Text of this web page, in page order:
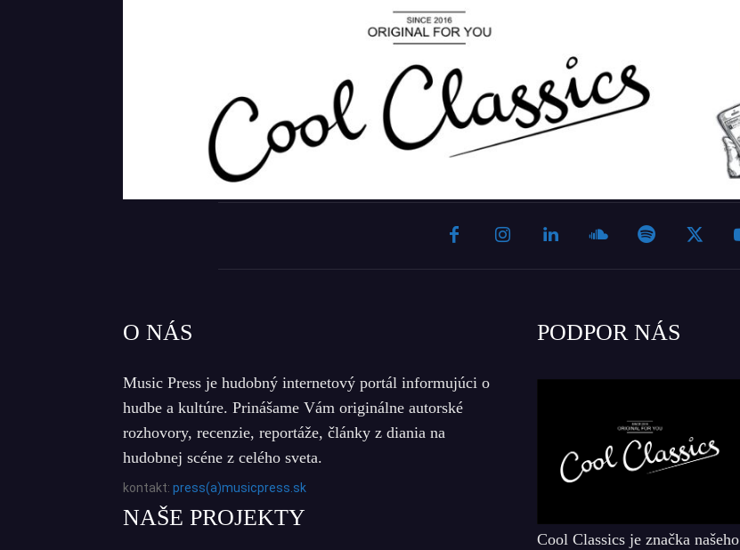
O NÁS
Music Press je hudobný internetový portál informujúci o
hudbe a kultúre. Prinášame Vám originálne autorské
rozhovory, recenzie, reportáže, články z diania na
hudobnej scéne z celého sveta.
kontakt: press(a)musicpress.sk
NAŠE PROJEKTY
PODPOR NÁS
Cool Classics je značka našeho